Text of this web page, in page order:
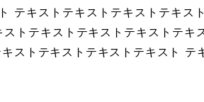
テキストテキストテキストテキ
トテキストテキストテキストテキ
ストテキストテキストテキスト テ